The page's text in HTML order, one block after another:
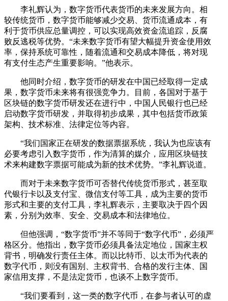
李礼辉认为，数字货币代表货币的未来发展方向。相
较传统货币，数字货币能够减少交易、货币流通成本，有
利于货币供应总量调控，可以实现高效资金流追踪，反腐
败反逃税等优势。“未来数字货币有望大幅提升资金使用效
率，保持系统可靠性，随着流通和交易成本降低，将对现
有支付生态产生重要影响。”他表示。
他同时介绍，数字货币的研发在中国已经取得一定成
果，数字货币未来将有很强竞争力。目前，各国对于基于
区块链的数字货币研发还在进行中，中国人民银行也已经
启动数字货币研发，并取得初步成果，其中包括货币政策
架构、技术标准、法律定位等内容。
“我们国家正在研发的数据票据系统，我认为也应该有
必要考虑引入数字货币，作为清算的媒介，应用区块链技
术来构建数字票据可能成为新的技术优势。”李礼辉说道。
而对于未来数字货币可否替代传统货币形式，甚至取
代银行卡以及支付宝、微信支付等工具，成为主要的货币
形式和主要的支付工具，李礼辉表示，主要取决于四个因
素，分别为效率、安全、交易成本和法律地位。
但他强调，“数字货币”并不等同于“数字代币”，必须严
格区分。他指出，数字货币必须具备法定地位，国家主权
背书，明确发行责任主体。而以比特币、以太币为代表的
数字代币，则没有国别、主权背书、合格的发行主体、国
家信用支撑，不是法定货币，也谈不上数字货币。
“我们要看到，这一类的数字代币，在参与者认可的虚